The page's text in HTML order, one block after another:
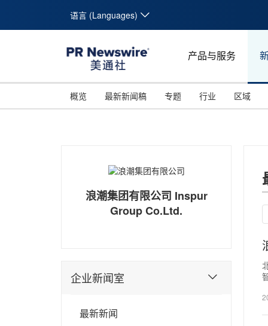
语言 (Languages)
产品与服务
概览 最新新闻稿 专题 行业 区域
浪潮集团有限公司 Inspur
Group Co.Ltd.
企业新闻室
最新新闻